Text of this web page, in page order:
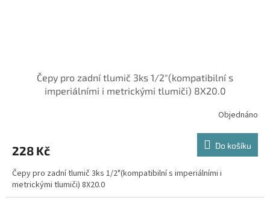
Čepy pro zadní tlumič 3ks 1/2"(kompatibilní s
imperiálními i metrickými tlumiči) 8X20.0
Objednáno
228 Kč Do košíku
Čepy pro zadní tlumič 3ks 1/2"(kompatibilní s imperiálními i
metrickými tlumiči) 8X20.0